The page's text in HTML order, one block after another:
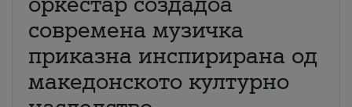
современа музичка
приказна инспирирана од
македонското културно